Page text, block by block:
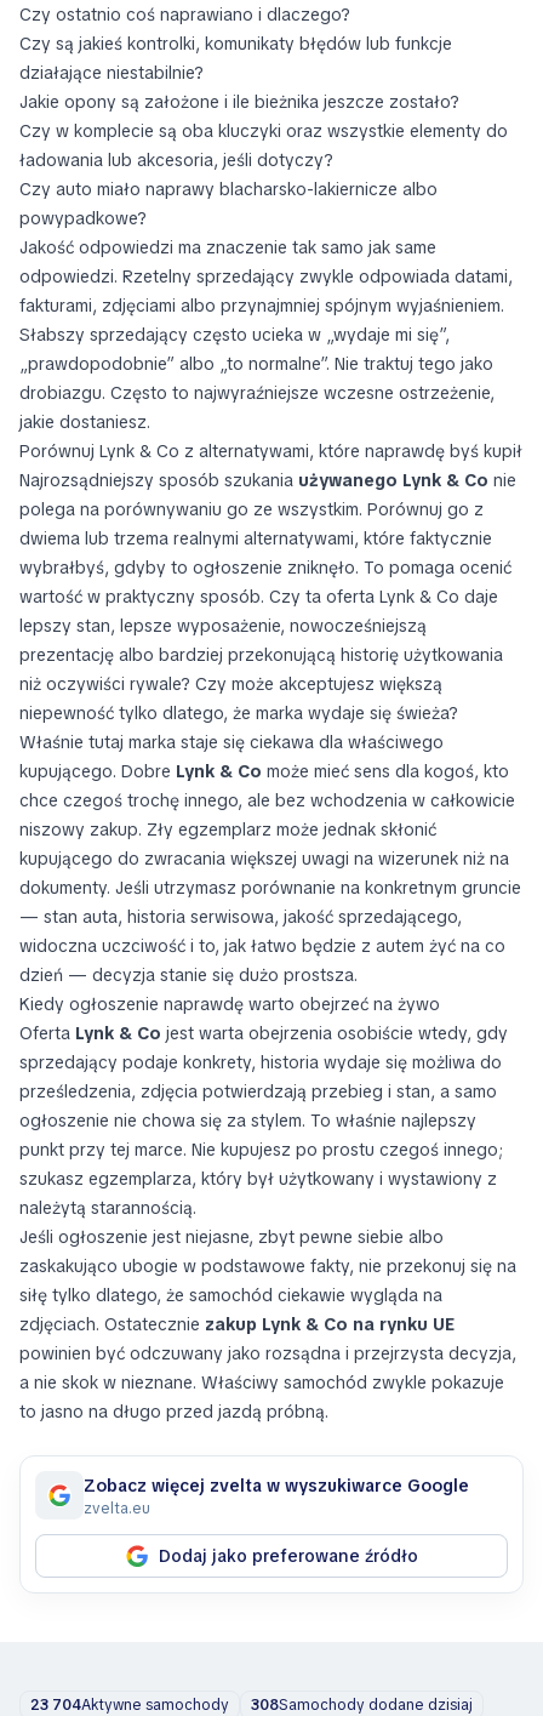
Czy ostatnio coś naprawiano i dlaczego?
Czy są jakieś kontrolki, komunikaty błędów lub funkcje
działające niestabilnie?
Jakie opony są założone i ile bieżnika jeszcze zostało?
Czy w komplecie są oba kluczyki oraz wszystkie elementy do
ładowania lub akcesoria, jeśli dotyczy?
Czy auto miało naprawy blacharsko-lakiernicze albo
powypadkowe?
Jakość odpowiedzi ma znaczenie tak samo jak same
odpowiedzi. Rzetelny sprzedający zwykle odpowiada datami,
fakturami, zdjęciami albo przynajmniej spójnym wyjaśnieniem.
Słabszy sprzedający często ucieka w „wydaje mi się”,
„prawdopodobnie” albo „to normalne”. Nie traktuj tego jako
drobiazgu. Często to najwyraźniejsze wczesne ostrzeżenie,
jakie dostaniesz.
Porównuj Lynk & Co z alternatywami, które naprawdę byś kupił
Najrozsądniejszy sposób szukania używanego Lynk & Co nie
polega na porównywaniu go ze wszystkim. Porównuj go z
dwiema lub trzema realnymi alternatywami, które faktycznie
wybrałbyś, gdyby to ogłoszenie zniknęło. To pomaga ocenić
wartość w praktyczny sposób. Czy ta oferta Lynk & Co daje
lepszy stan, lepsze wyposażenie, nowocześniejszą
prezentację albo bardziej przekonującą historię użytkowania
niż oczywiści rywale? Czy może akceptujesz większą
niepewność tylko dlatego, że marka wydaje się świeża?
Właśnie tutaj marka staje się ciekawa dla właściwego
kupującego. Dobre Lynk & Co może mieć sens dla kogoś, kto
chce czegoś trochę innego, ale bez wchodzenia w całkowicie
niszowy zakup. Zły egzemplarz może jednak skłonić
kupującego do zwracania większej uwagi na wizerunek niż na
dokumenty. Jeśli utrzymasz porównanie na konkretnym gruncie
— stan auta, historia serwisowa, jakość sprzedającego,
widoczna uczciwość i to, jak łatwo będzie z autem żyć na co
dzień — decyzja stanie się dużo prostsza.
Kiedy ogłoszenie naprawdę warto obejrzeć na żywo
Oferta Lynk & Co jest warta obejrzenia osobiście wtedy, gdy
sprzedający podaje konkrety, historia wydaje się możliwa do
prześledzenia, zdjęcia potwierdzają przebieg i stan, a samo
ogłoszenie nie chowa się za stylem. To właśnie najlepszy
punkt przy tej marce. Nie kupujesz po prostu czegoś innego;
szukasz egzemplarza, który był użytkowany i wystawiony z
należytą starannością.
Jeśli ogłoszenie jest niejasne, zbyt pewne siebie albo
zaskakująco ubogie w podstawowe fakty, nie przekonuj się na
siłę tylko dlatego, że samochód ciekawie wygląda na
zdjęciach. Ostatecznie zakup Lynk & Co na rynku UE
powinien być odczuwany jako rozsądna i przejrzysta decyzja,
a nie skok w nieznane. Właściwy samochód zwykle pokazuje
to jasno na długo przed jazdą próbną.
Zobacz więcej zvelta w wyszukiwarce Google
zvelta.eu
Dodaj jako preferowane źródło
23 704Aktywne samochody 308Samochody dodane dzisiaj